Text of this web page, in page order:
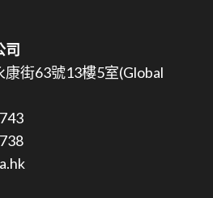
司
街63號13樓5室(Global